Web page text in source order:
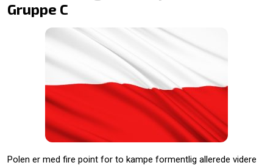
Gruppe C
Polen er med fire point for to kampe formentlig allerede videre